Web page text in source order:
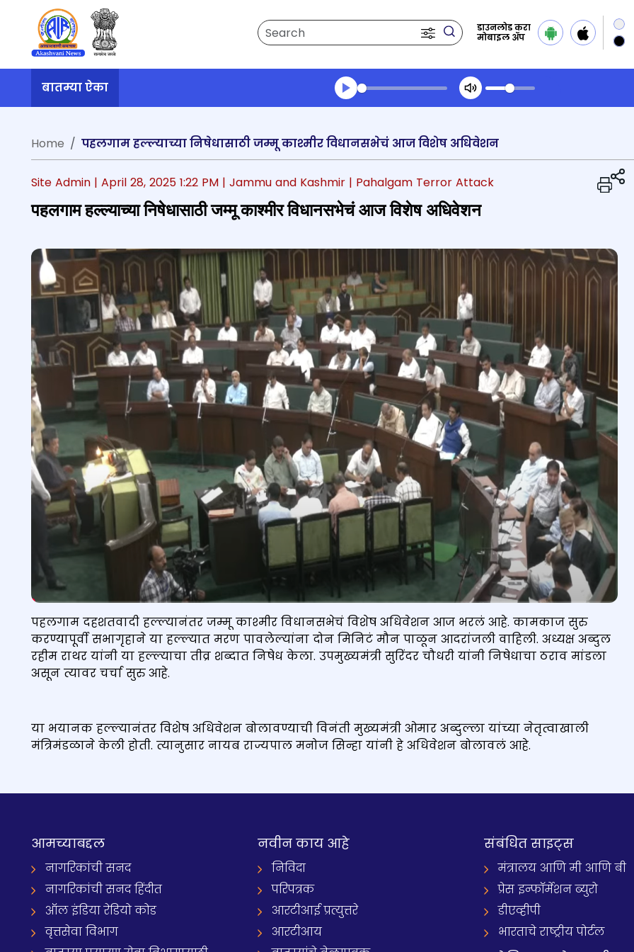
Search
डाउनलोड करा
मोबाइल ॲप
बातम्या ऐका
Transcript summary
Home
पहलगाम हल्ल्याच्या निषेधासाठी जम्मू काश्मीर विधानसभेचं आज विशेष अधिवेशन
Site Admin | April 28, 2025 1:22 PM | Jammu and Kashmir | Pahalgam Terror Attack
पहलगाम हल्ल्याच्या निषेधासाठी जम्मू काश्मीर विधानसभेचं आज विशेष अधिवेशन
पहलगाम दहशतवादी हल्ल्यानंतर जम्मू काश्मीर विधानसभेचं विशेष अधिवेशन आज भरलं आहे. कामकाज सुरु
करण्यापूर्वी सभागृहाने या हल्ल्यात मरण पावलेल्यांना दोन मिनिटं मौन पाळून आदरांजली वाहिली. अध्यक्ष अब्दुल
रहीम राथर यांनी या हल्ल्याचा तीव्र शब्दात निषेध केला. उपमुख्यमंत्री सुरिंदर चौधरी यांनी निषेधाचा ठराव मांडला
असून त्यावर चर्चा सुरु आहे.
या भयानक हल्ल्यानंतर विशेष अधिवेशन बोलावण्याची विनंती मुख्यमंत्री ओमार अब्दुल्ला यांच्या नेतृत्वाखाली
मंत्रिमंडळाने केली होती. त्यानुसार नायब राज्यपाल मनोज सिन्हा यांनी हे अधिवेशन बोलावलं आहे.
आमच्याबद्दल
नागरिकांची सनद
नागरिकांची सनद हिंदीत
ऑल इंडिया रेडियो कोड
वृत्तसेवा विभाग
नवीन काय आहे
निविदा
परिपत्रक
आरटीआई प्रत्युत्तरे
आरटीआय
संबंधित साइट्स
मंत्रालय आणि मी आणि बी
प्रेस इन्फॉर्मेशन ब्युरो
डीएव्हीपी
भारताचे राष्ट्रीय पोर्टल